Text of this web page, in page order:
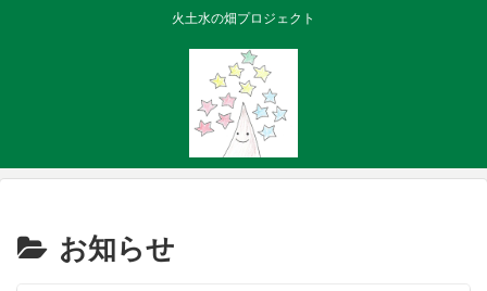
火土水の畑プロジェクト
お知らせ